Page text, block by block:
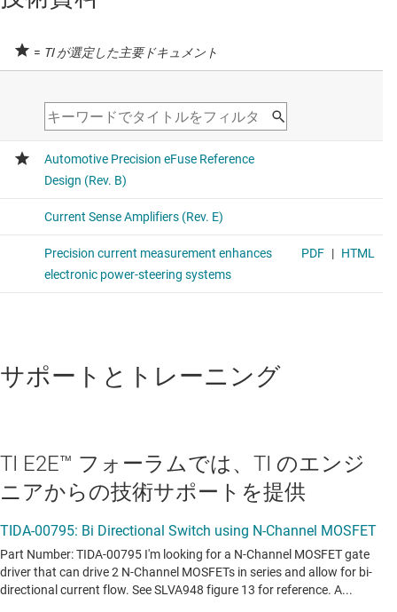
= TI が選定した主要ドキュメント
サポートとトレーニング
TI E2E™ フォーラムでは、TI のエンジ
ニアからの技術サポートを提供